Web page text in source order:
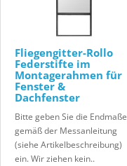
Fliegengitter-Rollo
Federstifte im
Montagerahmen für
Fenster &
Dachfenster
Bitte geben Sie die Endmaße
gemäß der Messanleitung
(siehe Artikelbeschreibung)
ein. Wir ziehen kein..